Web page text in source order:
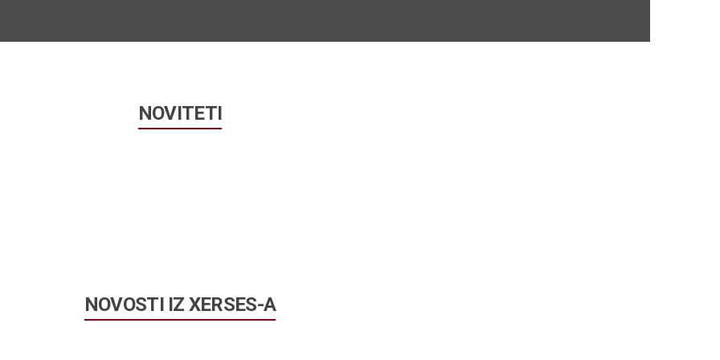
NOVITETI
NOVOSTI IZ XERSES-A